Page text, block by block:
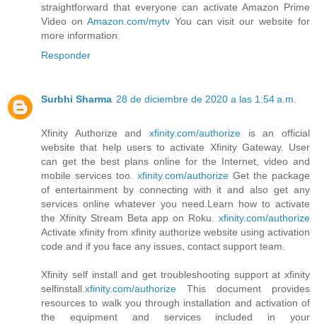
straightforward that everyone can activate Amazon Prime
Video on Amazon.com/mytvYou can visit our website for
more information.
Responder
Surbhi Sharma 28 de diciembre de 2020 a las 1:54 a.m.
Xfinity Authorize and xfinity.com/authorize is an official
website that help users to activate Xfinity Gateway. User
can get the best plans online for the Internet, video and
mobile services too. xfinity.com/authorize Get the package
of entertainment by connecting with it and also get any
services online whatever you need.Learn how to activate
the Xfinity Stream Beta app on Roku. xfinity.com/authorize
Activate xfinity from xfinity authorize website using activation
code and if you face any issues, contact support team.
Xfinity self install and get troubleshooting support at xfinity
selfinstall. xfinity.com/authorize This document provides
resources to walk you through installation and activation of
the equipment and services included in your